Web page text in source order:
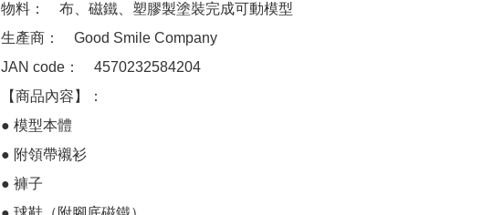
物料：　布、磁鐵、塑膠製塗裝完成可動模型
生產商：　Good Smile Company
JAN code：　4570232584204
【商品內容】：
● 模型本體
● 附領帶襯衫
● 褲子